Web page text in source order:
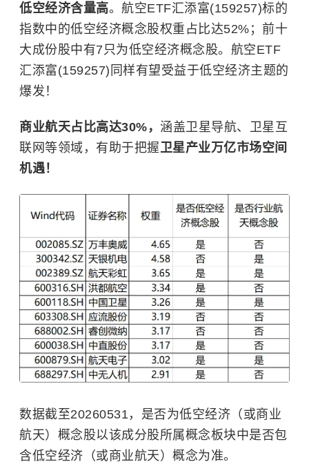
低空经济含量高。航空ETF汇添富(159257)标的
指数中的低空经济概念股权重占比达52%；前十
大成份股中有7只为低空经济概念股。航空ETF
汇添富(159257)同样有望受益于低空经济主题的
爆发！
商业航天占比高达30%， 涵盖卫星导航、卫星互
联网等领域，有助于把握 卫星产业万亿市场空间
机遇！
数据截至20260531，是否为低空经济（或商业
航天）概念股以该成分股所属概念板块中是否包
含低空经济（或商业航天）概念为准。